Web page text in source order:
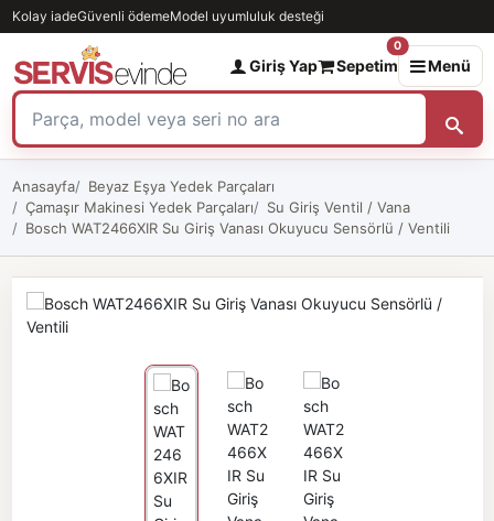
Kolay iadeGüvenli ödemeModel uyumluluk desteği
Giriş Yap Sepetim
0
Menü
Anasayfa
Beyaz Eşya Yedek Parçaları
Çamaşır Makinesi Yedek Parçaları
Su Giriş Ventil / Vana
Bosch WAT2466XIR Su Giriş Vanası Okuyucu Sensörlü / Ventili